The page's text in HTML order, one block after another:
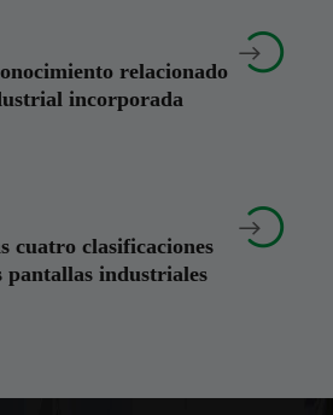
relacionado
incorporada


cuatro clasificaciones
pantallas industriales

